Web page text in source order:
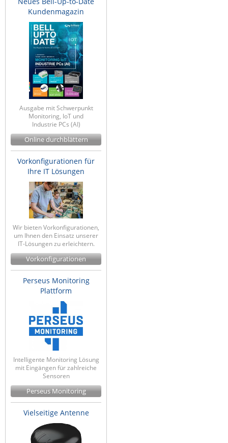
IEC Lock
Kerlink
Kramer Electronics
KVM TEC
Legrand
LigoWave
Milesight
Moxa
Netio
Panorama Antennas
PatchSee
Power Kingdom
Poynting
Raritan
Riello UPS
Server Technology
SIRIO Antenne
Sunbird
Tactical Software
TEKTELIC
Teltonika
Unwired Networks
Vision
Westermo
Kundenmagazin
Ausgabe mit Schwerpunkt
Monitoring, IoT und
Industrie PCs (AI)
Online durchblättern
Vorkonfigurationen für
Ihre IT Lösungen
Wir bieten Vorkonfigurationen,
um Ihnen den Einsatz unserer
IT-Lösungen zu erleichtern.
Vorkonfigurationen
Perseus Monitoring
Plattform
Intelligente Monitoring Lösung
mit Eingängen für zahlreiche
Sensoren
Perseus Monitoring
Vielseitige Antenne